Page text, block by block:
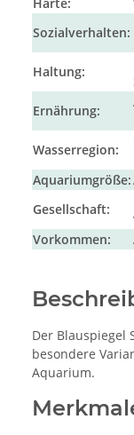
Sozialverhalten:
Haltung:
Ernährung:
Wasserregion:
Aquariumgröße:
Gesellschaft:
Vorkommen:
Der Blauspiegel
besondere
Aquarium.